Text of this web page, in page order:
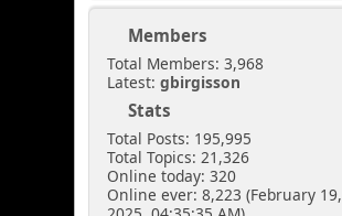
Members
Total Members: 3,968
Latest:gbirgisson
Stats
Total Posts: 195,995
Total Topics: 21,326
Online today: 320
Online ever: 8,223 (February 19,